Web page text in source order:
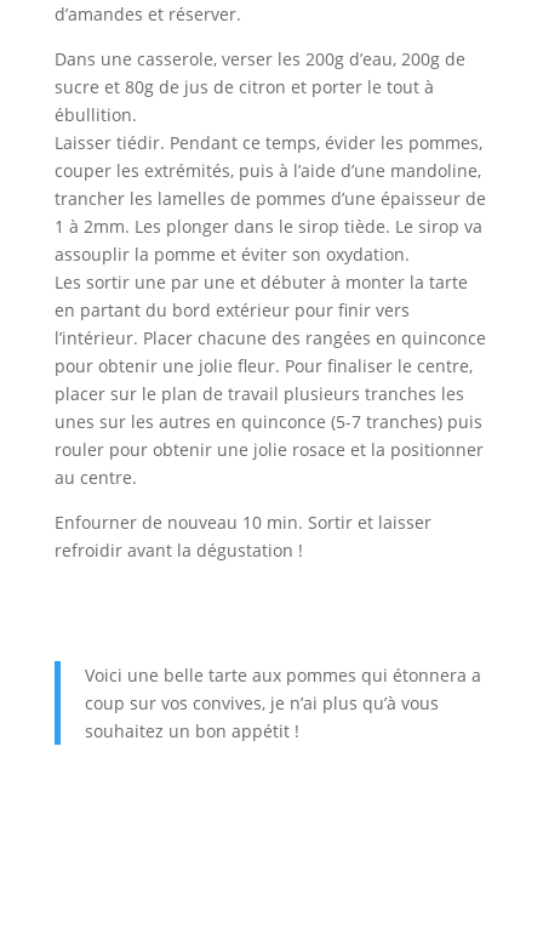
d’amandes et réserver.
Dans une casserole, verser les 200g d’eau, 200g de
sucre et 80g de jus de citron et porter le tout à
ébullition.
Laisser tiédir. Pendant ce temps, évider les pommes,
couper les extrémités, puis à l’aide d’une mandoline,
trancher les lamelles de pommes d’une épaisseur de
1 à 2mm. Les plonger dans le sirop tiède. Le sirop va
assouplir la pomme et éviter son oxydation.
Les sortir une par une et débuter à monter la tarte
en partant du bord extérieur pour finir vers
l’intérieur. Placer chacune des rangées en quinconce
pour obtenir une jolie fleur. Pour finaliser le centre,
placer sur le plan de travail plusieurs tranches les
unes sur les autres en quinconce (5-7 tranches) puis
rouler pour obtenir une jolie rosace et la positionner
au centre.
Enfourner de nouveau 10 min. Sortir et laisser
refroidir avant la dégustation !
Voici une belle tarte aux pommes qui étonnera a
coup sur vos convives, je n’ai plus qu’à vous
souhaitez un bon appétit !